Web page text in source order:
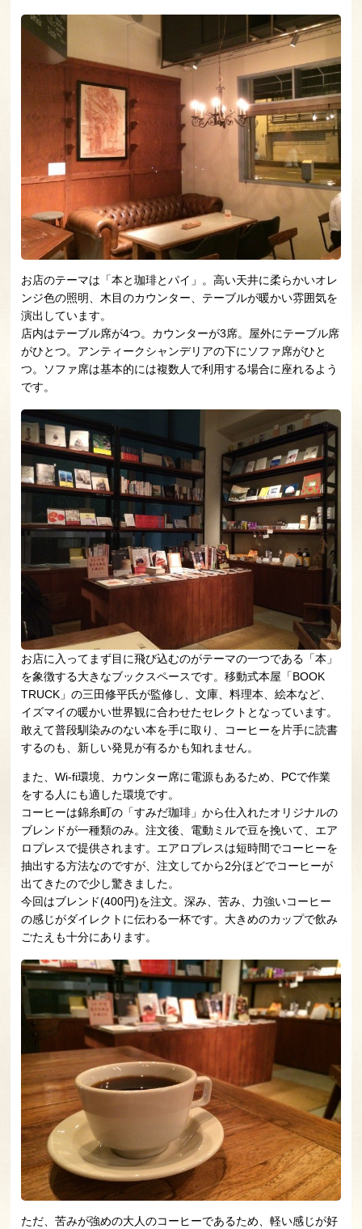
お店のテーマは「本と珈琲とパイ」。高い天井に柔らかいオレ
ンジ色の照明、木目のカウンター、テーブルが暖かい雰囲気を
演出しています。
店内はテーブル席が4つ。カウンターが3席。屋外にテーブル席
がひとつ。アンティークシャンデリアの下にソファ席がひと
つ。ソファ席は基本的には複数人で利用する場合に座れるよう
です。
お店に入ってまず目に飛び込むのがテーマの一つである「本」
を象徴する大きなブックスペースです。移動式本屋「BOOK
TRUCK」の三田修平氏が監修し、文庫、料理本、絵本など、
イズマイの暖かい世界観に合わせたセレクトとなっています。
敢えて普段馴染みのない本を手に取り、コーヒーを片手に読書
するのも、新しい発見が有るかも知れません。
また、Wi-fi環境、カウンター席に電源もあるため、PCで作業
をする人にも適した環境です。
コーヒーは錦糸町の「すみだ珈琲」から仕入れたオリジナルの
ブレンドが一種類のみ。注文後、電動ミルで豆を挽いて、エア
ロプレスで提供されます。エアロプレスは短時間でコーヒーを
抽出する方法なのですが、注文してから2分ほどでコーヒーが
出てきたので少し驚きました。
今回はブレンド(400円)を注文。深み、苦み、力強いコーヒー
の感じがダイレクトに伝わる一杯です。大きめのカップで飲み
ごたえも十分にあります。
ただ、苦みが強めの大人のコーヒーであるため、軽い感じが好